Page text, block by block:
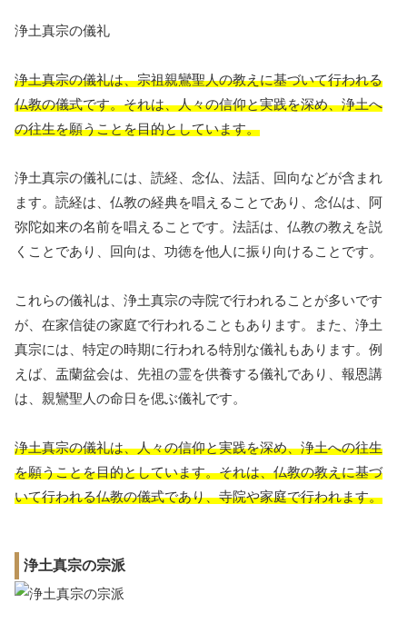
浄土真宗の儀礼
浄土真宗の儀礼は、宗祖親鸞聖人の教えに基づいて行われる
仏教の儀式です。それは、人々の信仰と実践を深め、浄土へ
の往生を願うことを目的としています。
浄土真宗の儀礼には、読経、念仏、法話、回向などが含まれ
ます。読経は、仏教の経典を唱えることであり、念仏は、阿
弥陀如来の名前を唱えることです。法話は、仏教の教えを説
くことであり、回向は、功徳を他人に振り向けることです。
これらの儀礼は、浄土真宗の寺院で行われることが多いです
が、在家信徒の家庭で行われることもあります。また、浄土
真宗には、特定の時期に行われる特別な儀礼もあります。例
えば、盂蘭盆会は、先祖の霊を供養する儀礼であり、報恩講
は、親鸞聖人の命日を偲ぶ儀礼です。
浄土真宗の儀礼は、人々の信仰と実践を深め、浄土への往生
を願うことを目的としています。それは、仏教の教えに基づ
いて行われる仏教の儀式であり、寺院や家庭で行われます。
浄土真宗の宗派